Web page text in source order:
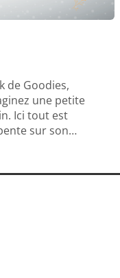
de Goodies,
une petite
Ici tout est
sur son